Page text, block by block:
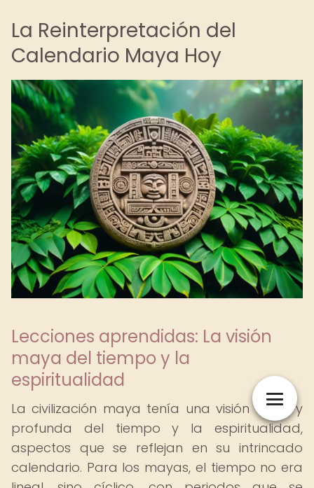
La Reinterpretación del
Calendario Maya Hoy
Lecciones aprendidas: La visión
maya del tiempo y la
espiritualidad
La civilización maya tenía una visión única y
profunda del tiempo y la espiritualidad,
aspectos que se reflejan en su intrincado
calendario. Para los mayas, el tiempo no era